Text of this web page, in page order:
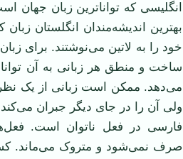
انگلیسی که تواناترین زبان جهان
بهترین اندیشه‌مندان انگلستان زبان
خود را به لاتین می‌نوشتند. برای
ساخت و منطق هر زبانی به آن
می‌دهد. ممکن است زبانی از یک نظر
ولی آن را در جای دیگر جبران
فارسی در فعل ناتوان است.
صرف نمی‌شود و متروک می‌ماند.